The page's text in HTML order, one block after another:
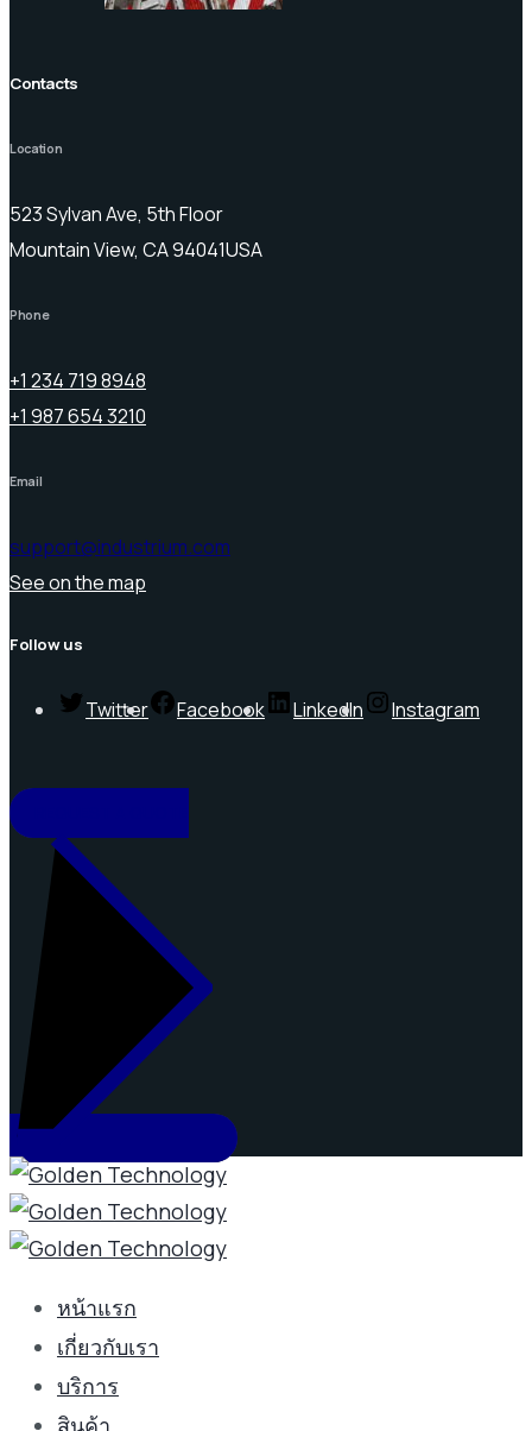
Contacts
Location
523 Sylvan Ave, 5th Floor
Mountain View, CA 94041USA
Phone
+1 234 719 8948
+1 987 654 3210
Email
support@industrium.com
See on the map
Follow us
Twitter Facebook LinkedIn Instagram
หน้าแรก
เกี่ยวกับเรา
บริการ
สินค้า